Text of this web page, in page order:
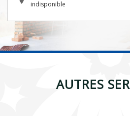
indisponible
AUTRES